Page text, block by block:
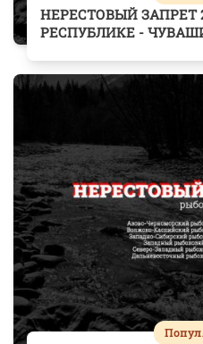
НЕРЕСТОВЫЙ ЗАПРЕТ
РЕСПУБЛИКЕ -